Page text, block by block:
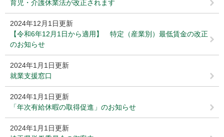
育児・介護休業法が改正されます
2024年12月1日更新
【令和6年12月1日から適用】 特定（産業別）最低賃金の改正
のお知らせ
2024年1月1日更新
就業支援窓口
2024年1月1日更新
「年次有給休暇の取得促進」のお知らせ
2024年1月1日更新